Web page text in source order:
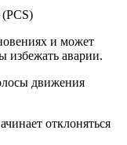
и может
избежать аварии.
движения
отклоняться